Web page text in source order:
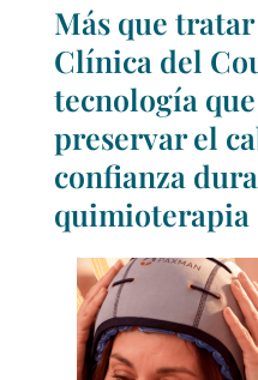
Más que
Clínica del
tecnología
preservar el
confianza
quimioterapia